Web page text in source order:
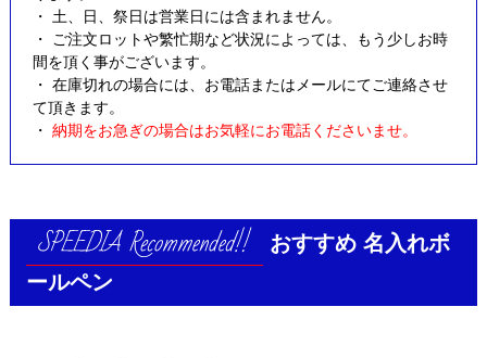
・ 土、日、祭日は営業日には含まれません。
・ ご注文ロットや繁忙期など状況によっては、もう少しお時
間を頂く事がございます。
・ 在庫切れの場合には、お電話またはメールにてご連絡させ
て頂きます。
・ 納期をお急ぎの場合はお気軽にお電話くださいませ。
おすすめ 名入れボ
ールペン